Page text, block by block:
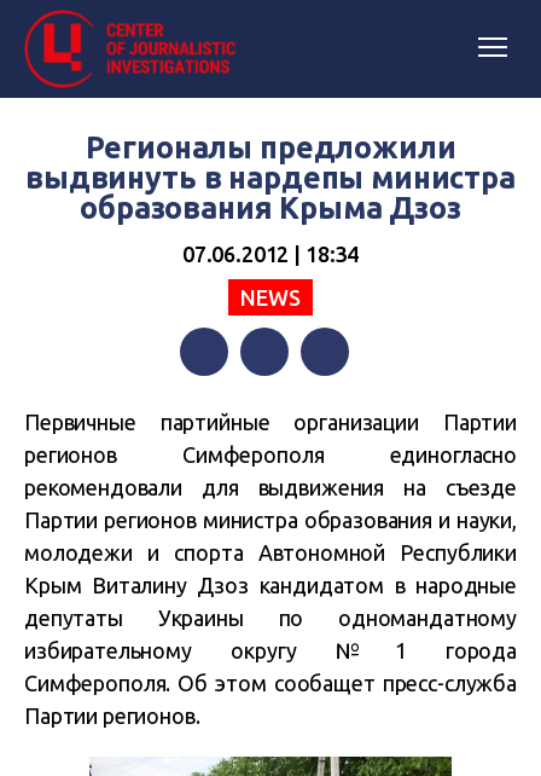
Регионалы предложили
выдвинуть в нардепы министра
образования Крыма Дзоз
07.06.2012 | 18:34
NEWS
Первичные партийные организации Партии
регионов Симферополя единогласно
рекомендовали для выдвижения на съезде
Партии регионов министра образования и науки,
молодежи и спорта Автономной Республики
Крым Виталину Дзоз кандидатом в народные
депутаты Украины по одномандатному
избирательному округу №1 города
Симферополя. Об этом сообащет пресс-служба
Партии регионов.